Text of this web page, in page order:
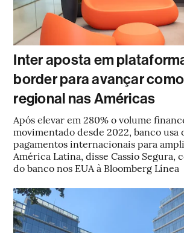
Inter aposta em
border para avançar
regional nas Américas
Após elevar em 280% o volume
movimentado desde 2022, banco usa
pagamentos internacionais para
América Latina, disse Cassio Segura,
do banco nos EUA à Bloomberg Línea